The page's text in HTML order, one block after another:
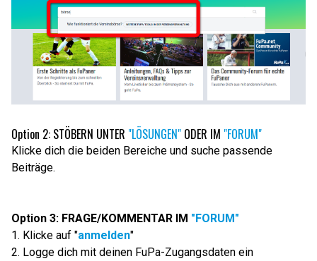
Option 2: STÖBERN UNTER "LÖSUNGEN" ODER IM "FORUM"
Klicke dich die beiden Bereiche und suche passende
Beiträge.
Option 3: FRAGE/KOMMENTAR IM "FORUM"
1. Klicke auf "anmelden"
2. Logge dich mit deinen FuPa-Zugangsdaten ein